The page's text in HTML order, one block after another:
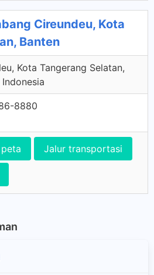
Cireundeu, Kota
Banten
Kota Tangerang Selatan,
Indonesia
8880
Jalur transportasi